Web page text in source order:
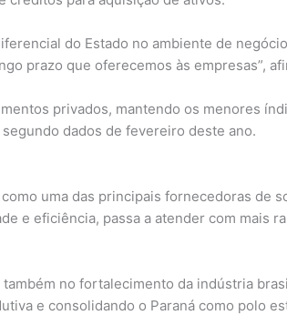
do Estado no ambiente de
prazo que oferecemos às empresas”,
privados, mantendo os menores
dados de fevereiro deste ano.
uma das principais fornecedoras de
e eficiência, passa a atender com mais
também no fortalecimento da indústria
e consolidando o Paraná como polo